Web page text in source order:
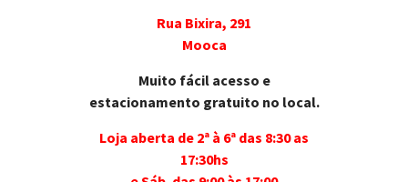
Rua Bixira, 291
Mooca
Muito fácil acesso e
estacionamento gratuito no local.
Loja aberta de 2ª à 6ª das 8:30 as
17:30hs